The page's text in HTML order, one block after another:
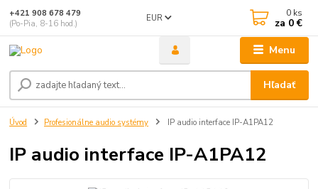
Menu
EUR
Hľadať
+421 908 678 479
(Po-Pia, 8-16 hod.)
0 ks
za 0 €
Úvod Profesionálne audio systémy IP audio interface IP-A1PA12
IP audio interface IP-A1PA12